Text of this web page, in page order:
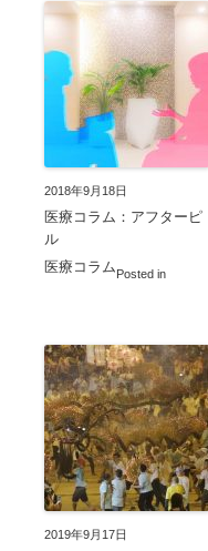
2018年9月18日
医療コラム：アフターピ
ル
Posted in
医療コラム
2019年9月17日